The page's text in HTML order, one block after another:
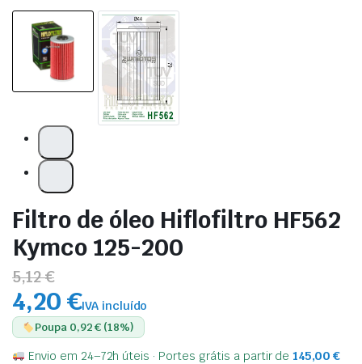
Filtro de óleo Hiflofiltro HF562
Kymco 125-200
5,12 €
4,20 €IVA incluído
Poupa 0,92 € (18%)
Envio em 24–72h úteis · Portes grátis a partir de145,00 €